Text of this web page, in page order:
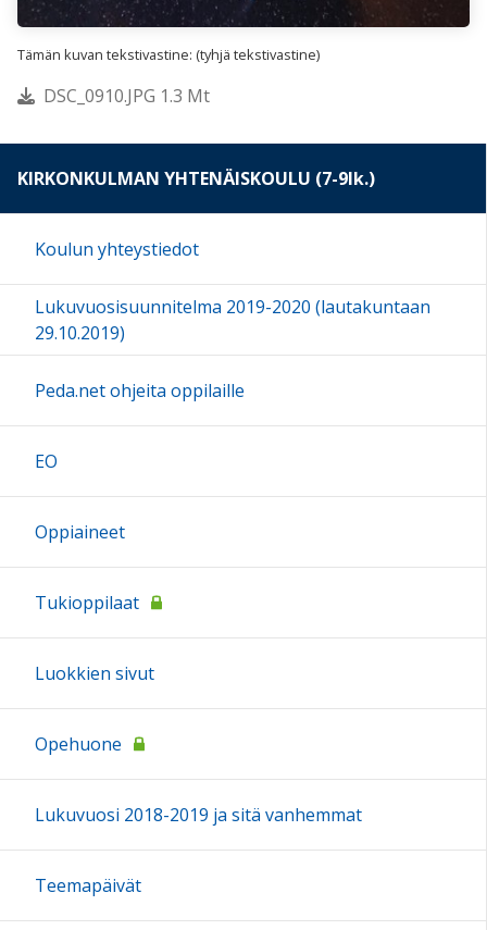
Tämän kuvan tekstivastine: (tyhjä tekstivastine)
DSC_0910.JPG 1.3 Mt
KIRKONKULMAN YHTENÄISKOULU (7-9lk.)
Koulun yhteystiedot
Lukuvuosisuunnitelma 2019-2020 (lautakuntaan
29.10.2019)
Peda.net ohjeita oppilaille
EO
Oppiaineet
Tukioppilaat
Luokkien sivut
Opehuone
Lukuvuosi 2018-2019 ja sitä vanhemmat
Teemapäivät